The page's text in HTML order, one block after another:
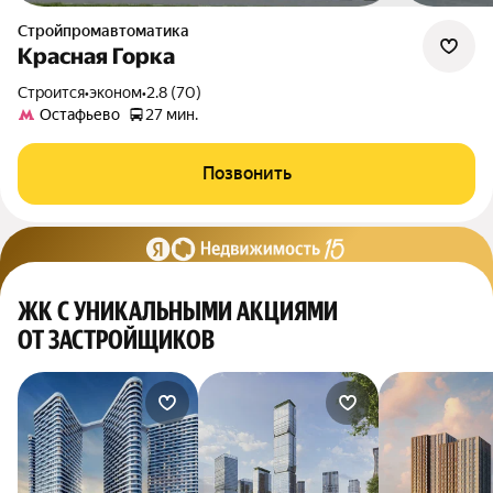
Стройпромавтоматика
Красная Горка
Строится•эконом•2.8 (70)
Остафьево
27 мин.
Позвонить
ЖК С УНИКАЛЬНЫМИ АКЦИЯМИ
ОТ ЗАСТРОЙЩИКОВ